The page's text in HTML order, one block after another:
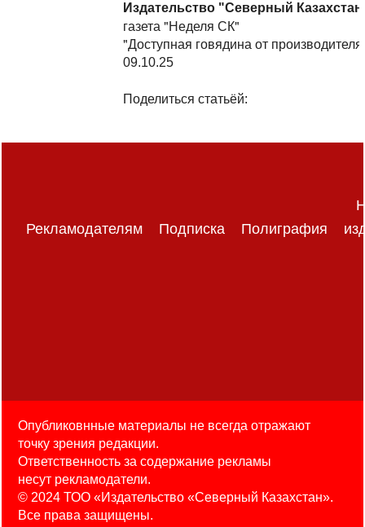
Издательство "Северный
газета "Неделя СК"
"Доступная говядина от
09.10.25
Поделиться статьёй:
Рекламодателям Подписка Полиграфия
Опубликовнные материалы не всегда отражают
точку зрения редакции.
Ответственность за содержание рекламы
несут рекламодатели.
© 2024 ТОО «Издательство «Северный Казахстан».
Все права защищены.